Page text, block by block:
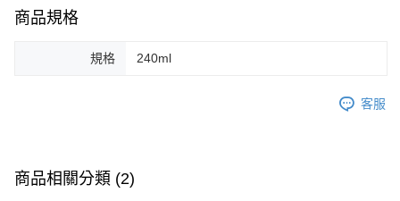
商品規格
規格 240ml
客服
商品相關分類 (2)